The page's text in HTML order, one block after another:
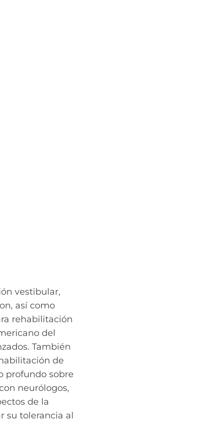
vestibular,
así como
rehabilitación
del
También
de
profundo sobre
neurólogos,
de la
su tolerancia al